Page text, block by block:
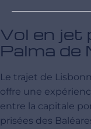
Vol en jet
Palma de
Le trajet de
offre une
entre la capitale
prisées des